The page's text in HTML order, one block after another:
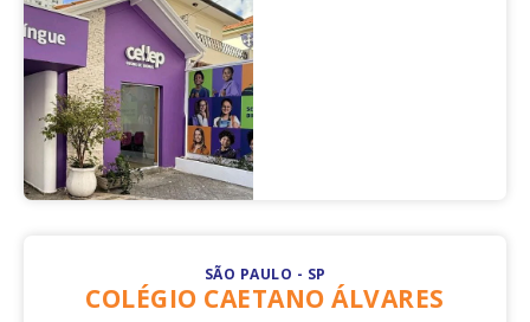
SÃO PAULO - SP
COLÉGIO CAETANO ÁLVARES